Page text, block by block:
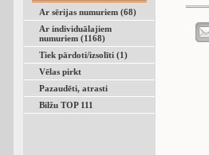
Ar sērijas numuriem (68)
Ar individuālajiem
numuriem (1168)
Tiek pārdoti/izsolīti (1)
Vēlas pirkt
Pazaudēti, atrasti
Bilžu TOP 111